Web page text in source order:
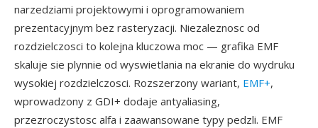
narzedziami projektowymi i oprogramowaniem
prezentacyjnym bez rasteryzacji. Niezaleznosc od
rozdzielczosci to kolejna kluczowa moc — grafika EMF
skaluje sie plynnie od wyswietlania na ekranie do wydruku
wysokiej rozdzielczosci. Rozszerzony wariant, EMF+,
wprowadzony z GDI+ dodaje antyaliasing,
przezroczystosc alfa i zaawansowane typy pedzli. EMF